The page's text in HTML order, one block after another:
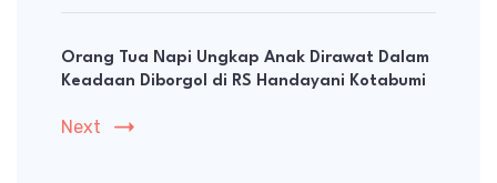
Orang Tua Napi Ungkap Anak Dirawat Dalam
Keadaan Diborgol di RS Handayani Kotabumi
Next